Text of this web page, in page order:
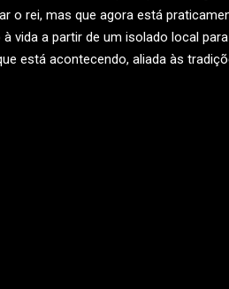
o rei, mas que agora está
vida a partir de um isolado local para
está acontecendo, aliada às